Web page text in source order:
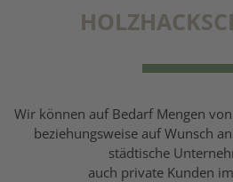
Wir können auf Bedarf Mengen
beziehungsweise auf Wunsch
städtische
auch private Kunden